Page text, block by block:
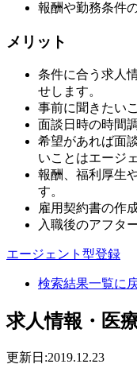
報酬や勤務条件
メリット
条件に合う求人
せします。
事前に聞きたい
面談日時の時間
希望があれば面
いことはエージ
報酬、福利厚生
す。
雇用契約書の作
入職後のアフタ
エージェント型登録
検索結果一覧に
求人情報・医
更新日:2019.12.23